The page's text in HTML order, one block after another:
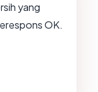
yang
OK.